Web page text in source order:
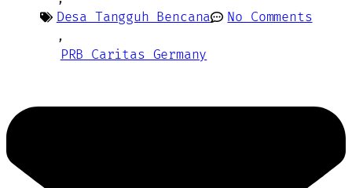
Desa Tangguh Bencana
,
PRB Caritas Germany
No Comments